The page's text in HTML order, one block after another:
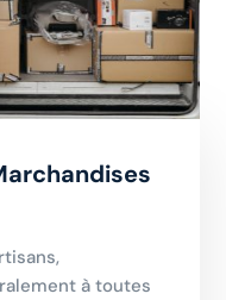
à toutes